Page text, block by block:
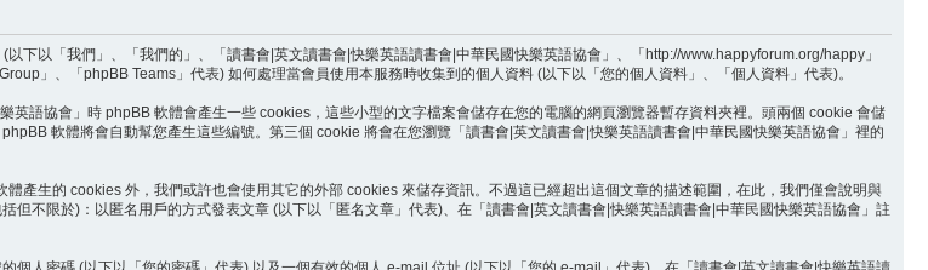
下以「我們」、「我們的」、「讀書會|英文讀書會|快樂英語讀書會|中華民國快樂英語協會」、「http://www.happyforum.org/happy」
」、「phpBB Teams」代表) 如何處理當會員使用本服務時收集到的個人資料 (以下以「您的個人資料」、「個人資料」代表)。
語協會」時 phpBB 軟體會產生一些 cookies，這些小型的文字檔案會儲存在您的電腦的網頁瀏覽器暫存資料夾裡。頭兩個 cookie 會儲
軟體將會自動幫您產生這些編號。第三個 cookie 將會在您瀏覽「讀書會|英文讀書會|快樂英語讀書會|中華民國快樂英語協會」裡的
產生的 cookies 外，我們或許也會使用其它的外部 cookies 來儲存資訊。不過這已經超出這個文章的描述範圍，在此，我們僅會說明與
不限於)：以匿名用戶的方式發表文章 (以下以「匿名文章」代表)、在「讀書會|英文讀書會|快樂英語讀書會|中華民國快樂英語協會」註